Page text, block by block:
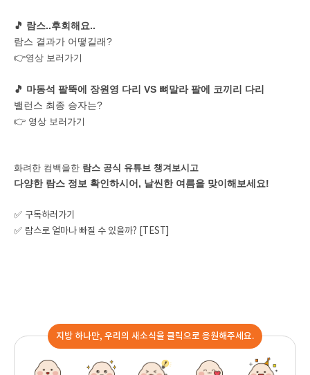
🎵 람스..후회해요..
람스 결과가 어떻길래?
👉영상 보러가기
🎵 마동석 팔뚝에 장원영 다리 VS 뼈말라 팔에 코끼리 다리
밸런스 최종 승자는?
👉 영상 보러가기
화려한 컴백을한 람스 공식 유튜브 챙겨보시고
다양한 람스 정보 확인하시어, 날씬한 여름을 맞이해보세요!
✅ 구독하러가기
✅ 람스로 얼마나 빠질 수 있을까? [TEST]
지방 하나만, 우리의 새소식을 클릭으로 응원해주세요.